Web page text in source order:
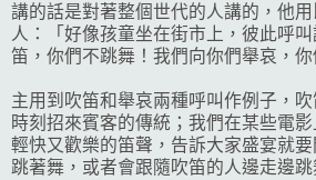
講的話是對著整個世代的人講的，他
人：「好像孩童坐在街市上，彼此呼
笛，你們不跳舞！我們向你們舉哀，你
主用到吹笛和舉哀兩種呼叫作例子，
時刻招來賓客的傳統；我們在某些電
輕快又歡樂的笛聲，告訴大家盛宴就
跳著舞，或者會跟隨吹笛的人邊走邊跳